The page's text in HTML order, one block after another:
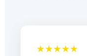
★★★★★